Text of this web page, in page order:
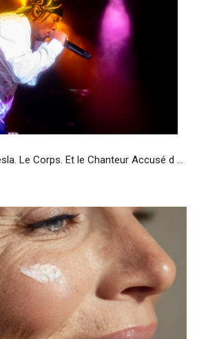
Le Corps. Et le Chanteur Accusé d ...